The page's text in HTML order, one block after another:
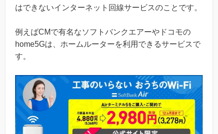
はできないインターネット回線サービスのことです。
例えばCMで有名なソフトバンクエアーやドコモの
home5Gは、ホームルーターを利用できるサービスで
す。